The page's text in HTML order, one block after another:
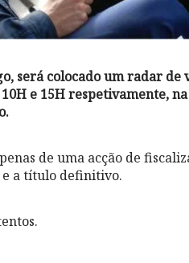
será colocado um radar de
e 15H respetivamente,
de uma acção de
a título definitivo.